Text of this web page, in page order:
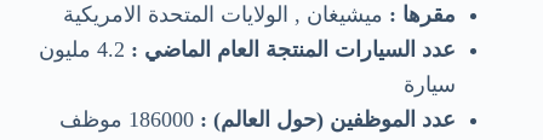
مقرها : ميشيغان , الولايات المتحدة الامريكية
عدد السيارات المنتجة العام الماضي :
4.2 مليون
سيارة
عدد الموظفين (حول العالم) :